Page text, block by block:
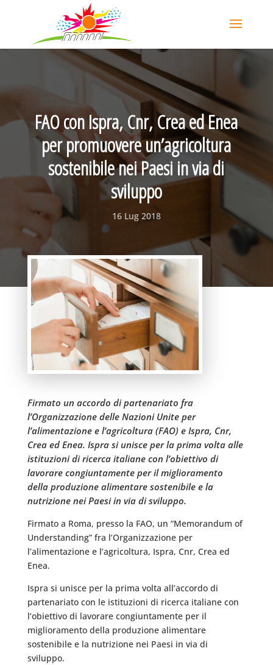
FAO con Ispra, Cnr, Crea ed Enea
per promuovere un’agricoltura
sostenibile nei Paesi in via di
sviluppo
16 Lug 2018
Firmato un accordo di partenariato fra
l’Organizzazione delle Nazioni Unite per
l’alimentazione e l’agricoltura (FAO) e Ispra, Cnr,
Crea ed Enea. Ispra si unisce per la prima volta alle
istituzioni di ricerca italiane con l’obiettivo di
lavorare congiuntamente per il miglioramento
della produzione alimentare sostenibile e la
nutrizione nei Paesi in via di sviluppo.
Firmato a Roma, presso la FAO, un “Memorandum of
Understanding” fra l’Organizzazione per
l’alimentazione e l’agricoltura, Ispra, Cnr, Crea ed
Enea.
Ispra si unisce per la prima volta all’accordo di
partenariato con le istituzioni di ricerca italiane con
l’obiettivo di lavorare congiuntamente per il
miglioramento della produzione alimentare
sostenibile e la nutrizione nei Paesi in via di
sviluppo.